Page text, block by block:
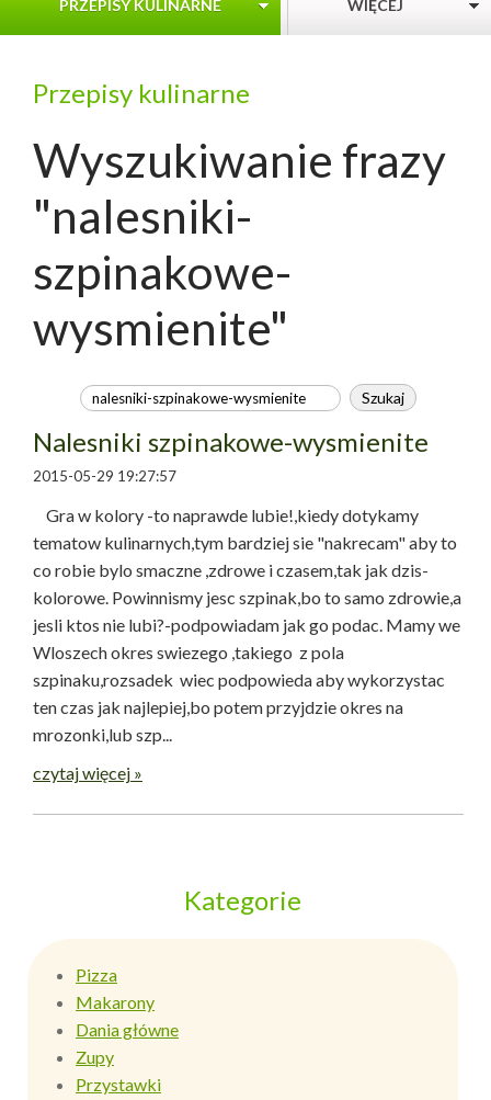
PRZEPISY KULINARNE WIĘCEJ
Przepisy kulinarne
Wyszukiwanie frazy
"nalesniki-
szpinakowe-
wysmienite"
Nalesniki szpinakowe-wysmienite
2015-05-29 19:27:57
Gra w kolory -to naprawde lubie!,kiedy dotykamy
tematow kulinarnych,tym bardziej sie "nakrecam" aby to
co robie bylo smaczne ,zdrowe i czasem,tak jak dzis-
kolorowe. Powinnismy jesc szpinak,bo to samo zdrowie,a
jesli ktos nie lubi?-podpowiadam jak go podac. Mamy we
Wloszech okres swiezego ,takiego z pola
szpinaku,rozsadek wiec podpowieda aby wykorzystac
ten czas jak najlepiej,bo potem przyjdzie okres na
mrozonki,lub szp...
czytaj więcej »
Kategorie
Pizza
Makarony
Dania główne
Zupy
Przystawki